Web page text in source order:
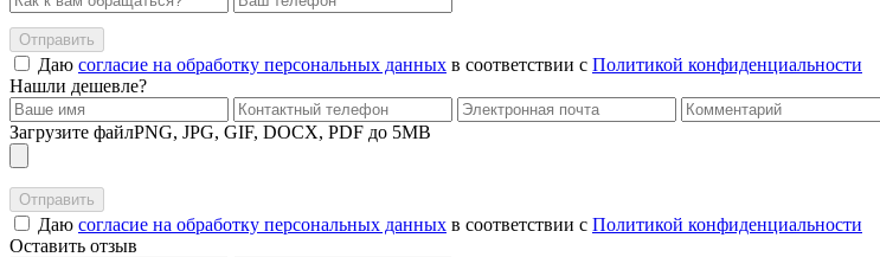
Даю согласие на обработку персональных данных в соответствии с Политикой конфиденциальности
Нашли дешевле?
Загрузите файлPNG, JPG, GIF, DOCX, PDF до 5MB
Даю согласие на обработку персональных данных в соответствии с Политикой конфиденциальности
Оставить отзыв